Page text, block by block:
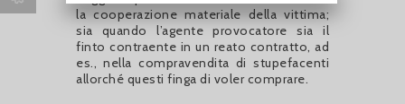
la cooperazione materiale della vittima;
sia quando l’agente provocatore sia il
finto contraente in un reato contratto, ad
es., nella compravendita di stupefacenti
allorché questi finga di voler comprare.